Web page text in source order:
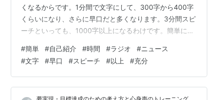
くなるからです。1分間で文字にして、300字から400字
くらいになり、さらに早口だと多くなります。3分間スピ
ーチといっても、1000字以上になるわけです。簡単に、
#簡単 #自己紹介 #時間 #ラジオ #ニュース
#文字 #早口 #スピーチ #以上 #充分